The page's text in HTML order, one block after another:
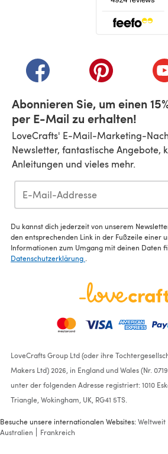
(öffnet sich in einem neuen
(öffnet sich in
Abonnieren Sie, um einen
per E-Mail zu erhalten!
LoveCrafts' E-Mail-Marketing-
Newsletter, fantastische Angebote,
Anleitungen und vieles mehr.
Du kannst dich jederzeit von unserem
den entsprechenden Link in der Fußzeile einer
Informationen zum Umgang mit deinen Daten
Datenschutzerklärung
LoveCrafts Group Ltd (oder ihre
Makers Ltd) 2026, in England und Wales (Nr.
unter der folgenden Adresse registriert: 1010
Triangle, Wokingham, UK, RG41 5TS.
Besuche unsere internationalen Websites:Weltweit
Australien
Frankreich